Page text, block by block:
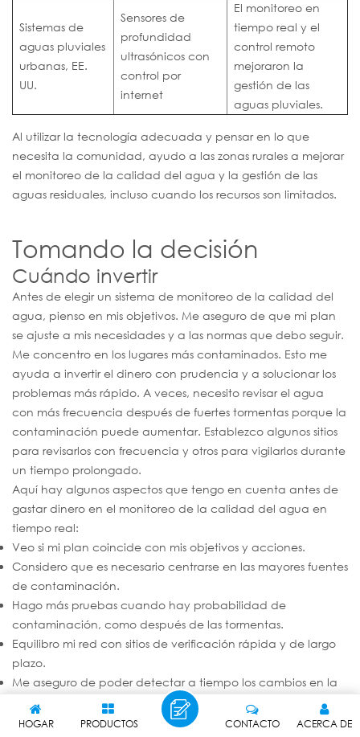
Sistemas de
aguas pluviales
urbanas, EE.
UU.
Sensores de
profundidad
ultrasónicos con
control por
internet
El monitoreo en
tiempo real y el
control remoto
mejoraron la
gestión de las
aguas pluviales.
Al utilizar la tecnología adecuada y pensar en lo que
necesita la comunidad, ayudo a las zonas rurales a mejorar
el monitoreo de la calidad del agua y la gestión de las
aguas residuales, incluso cuando los recursos son limitados.
Tomando la decisión
Cuándo invertir
Antes de elegir un sistema de monitoreo de la calidad del
agua, pienso en mis objetivos. Me aseguro de que mi plan
se ajuste a mis necesidades y a las normas que debo seguir.
Me concentro en los lugares más contaminados. Esto me
ayuda a invertir el dinero con prudencia y a solucionar los
problemas más rápido. A veces, necesito revisar el agua
con más frecuencia después de fuertes tormentas porque la
contaminación puede aumentar. Establezco algunos sitios
para revisarlos con frecuencia y otros para vigilarlos durante
un tiempo prolongado.
Aquí hay algunos aspectos que tengo en cuenta antes de
gastar dinero en el monitoreo de la calidad del agua en
tiempo real:
Veo si mi plan coincide con mis objetivos y acciones.
Considero que es necesario centrarse en las mayores fuentes
de contaminación.
Hago más pruebas cuando hay probabilidad de
contaminación, como después de las tormentas.
Equilibro mi red con sitios de verificación rápida y de largo
plazo.
Me aseguro de poder detectar a tiempo los cambios en la
calidad del agua.
Reviso mi presupuesto para ver si puedo hacer pruebas con
HOGAR PRODUCTOS ACERCA DE
CONTACTO